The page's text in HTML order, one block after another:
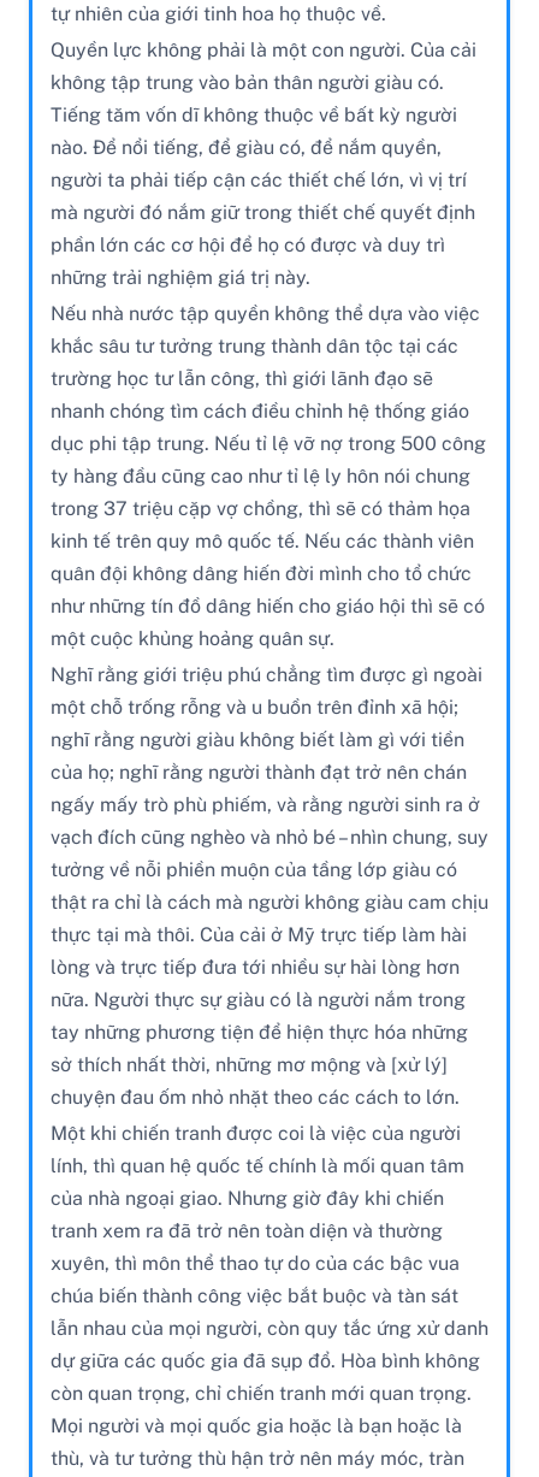
tự nhiên của giới tinh hoa họ thuộc về.
Quyền lực không phải là một con người. Của cải
không tập trung vào bản thân người giàu có.
Tiếng tăm vốn dĩ không thuộc về bất kỳ người
nào. Để nổi tiếng, để giàu có, để nắm quyền,
người ta phải tiếp cận các thiết chế lớn, vì vị trí
mà người đó nắm giữ trong thiết chế quyết định
phần lớn các cơ hội để họ có được và duy trì
những trải nghiệm giá trị này.
Nếu nhà nước tập quyền không thể dựa vào việc
khắc sâu tư tưởng trung thành dân tộc tại các
trường học tư lẫn công, thì giới lãnh đạo sẽ
nhanh chóng tìm cách điều chỉnh hệ thống giáo
dục phi tập trung. Nếu tỉ lệ vỡ nợ trong 500 công
ty hàng đầu cũng cao như tỉ lệ ly hôn nói chung
trong 37 triệu cặp vợ chồng, thì sẽ có thảm họa
kinh tế trên quy mô quốc tế. Nếu các thành viên
quân đội không dâng hiến đời mình cho tổ chức
như những tín đồ dâng hiến cho giáo hội thì sẽ có
một cuộc khủng hoảng quân sự.
Nghĩ rằng giới triệu phú chẳng tìm được gì ngoài
một chỗ trống rỗng và u buồn trên đỉnh xã hội;
nghĩ rằng người giàu không biết làm gì với tiền
của họ; nghĩ rằng người thành đạt trở nên chán
ngấy mấy trò phù phiếm, và rằng người sinh ra ở
vạch đích cũng nghèo và nhỏ bé – nhìn chung, suy
tưởng về nỗi phiền muộn của tầng lớp giàu có
thật ra chỉ là cách mà người không giàu cam chịu
thực tại mà thôi. Của cải ở Mỹ trực tiếp làm hài
lòng và trực tiếp đưa tới nhiều sự hài lòng hơn
nữa. Người thực sự giàu có là người nắm trong
tay những phương tiện để hiện thực hóa những
sở thích nhất thời, những mơ mộng và [xử lý]
chuyện đau ốm nhỏ nhặt theo các cách to lớn.
Một khi chiến tranh được coi là việc của người
lính, thì quan hệ quốc tế chính là mối quan tâm
của nhà ngoại giao. Nhưng giờ đây khi chiến
tranh xem ra đã trở nên toàn diện và thường
xuyên, thì môn thể thao tự do của các bậc vua
chúa biến thành công việc bắt buộc và tàn sát
lẫn nhau của mọi người, còn quy tắc ứng xử danh
dự giữa các quốc gia đã sụp đổ. Hòa bình không
còn quan trọng, chỉ chiến tranh mới quan trọng.
Mọi người và mọi quốc gia hoặc là bạn hoặc là
thù, và tư tưởng thù hận trở nên máy móc, tràn